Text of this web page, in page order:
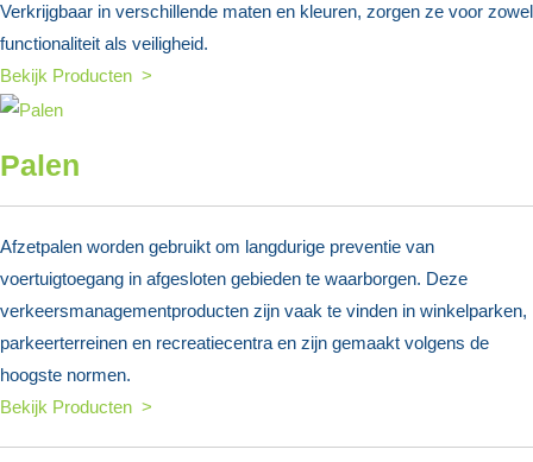
Verkrijgbaar in verschillende maten en kleuren, zorgen ze voor zowel
functionaliteit als veiligheid.
Bekijk Producten >
Palen
Afzetpalen worden gebruikt om langdurige preventie van
voertuigtoegang in afgesloten gebieden te waarborgen. Deze
verkeersmanagementproducten zijn vaak te vinden in winkelparken,
parkeerterreinen en recreatiecentra en zijn gemaakt volgens de
hoogste normen.
Bekijk Producten >